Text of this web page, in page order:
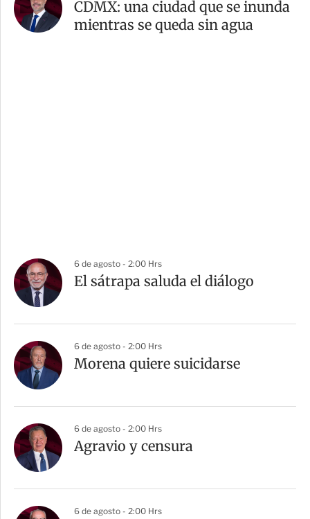
CDMX: una ciudad que se inunda
mientras se queda sin agua
6 de agosto - 2:00 Hrs
El sátrapa saluda el diálogo
6 de agosto - 2:00 Hrs
Morena quiere suicidarse
6 de agosto - 2:00 Hrs
Agravio y censura
6 de agosto - 2:00 Hrs